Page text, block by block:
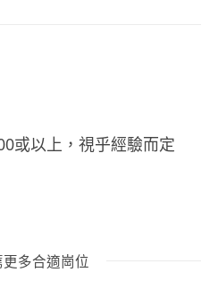
或以上，視乎經驗而定
產和保存
多合適崗位